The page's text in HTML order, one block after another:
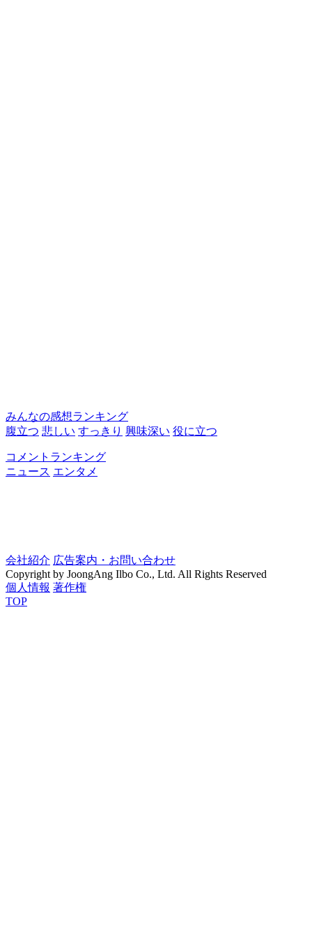
みんなの感想ランキング
腹立つ 悲しい すっきり 興味深い 役に立つ
コメントランキング
ニュース エンタメ
会社紹介 広告案内・お問い合わせ
Copyright by JoongAng Ilbo Co., Ltd. All Rights Reserved
個人情報 著作権
TOP